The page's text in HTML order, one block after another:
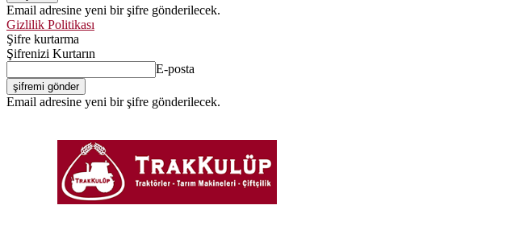
Email adresine yeni bir şifre gönderilecek.
Gizlilik Politikası
Şifre kurtarma
Şifrenizi Kurtarın
E-posta
Email adresine yeni bir şifre gönderilecek.